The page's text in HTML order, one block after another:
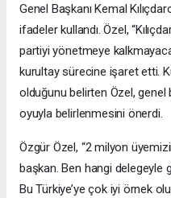
Genel Başkanı Kemal
ifadeler kullandı. Özel,
partiyi yönetmeye
kurultay sürecine işaret etti.
olduğunu belirten Özel, genel
oyuyla belirlenmesini önerdi.
Özgür Özel, “2 milyon
başkan. Ben hangi delegeyle
Bu Türkiye’ye çok iyi örnek